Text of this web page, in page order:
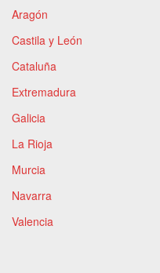
Aragón
Castila y León
Cataluña
Extremadura
Galicia
La Rioja
Murcia
Navarra
Valencia